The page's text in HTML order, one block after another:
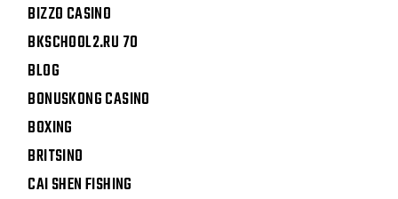
BIZZO CASINO
BKSCHOOL2.RU 70
BLOG
BONUSKONG CASINO
BOXING
BRITSINO
CAI SHEN FISHING